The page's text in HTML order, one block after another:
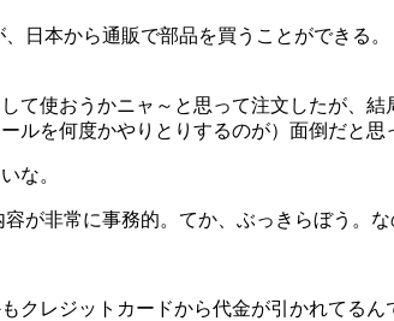
日本から通販で部品を買うことができる
て使おうかニャ～と思って注文したが、
ルを何度かやりとりするのが）面倒だと思
な。
が非常に事務的。てか、ぶっきらぼう。
レジットカードから代金が引かれてる